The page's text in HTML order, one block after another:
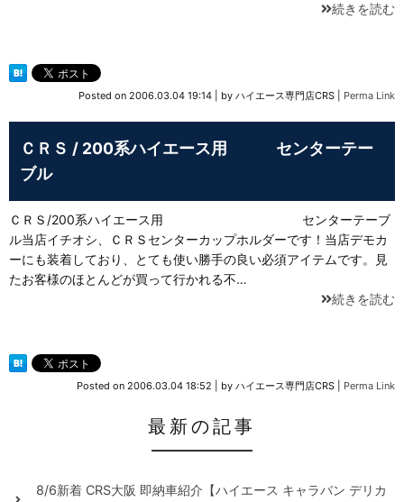
続きを読む
Posted on 2006.03.04 19:14 by ハイエース専門店CRS Perma Link
ＣＲＳ / 200系ハイエース用 センターテー
ブル
ＣＲＳ/200系ハイエース用 センターテーブ
ル当店イチオシ、ＣＲＳセンターカップホルダーです！当店デモカ
ーにも装着しており、とても使い勝手の良い必須アイテムです。見
たお客様のほとんどが買って行かれる不…
続きを読む
Posted on 2006.03.04 18:52 by ハイエース専門店CRS Perma Link
最新の記事
8/6新着 CRS大阪 即納車紹介【ハイエース キャラバン デリカ